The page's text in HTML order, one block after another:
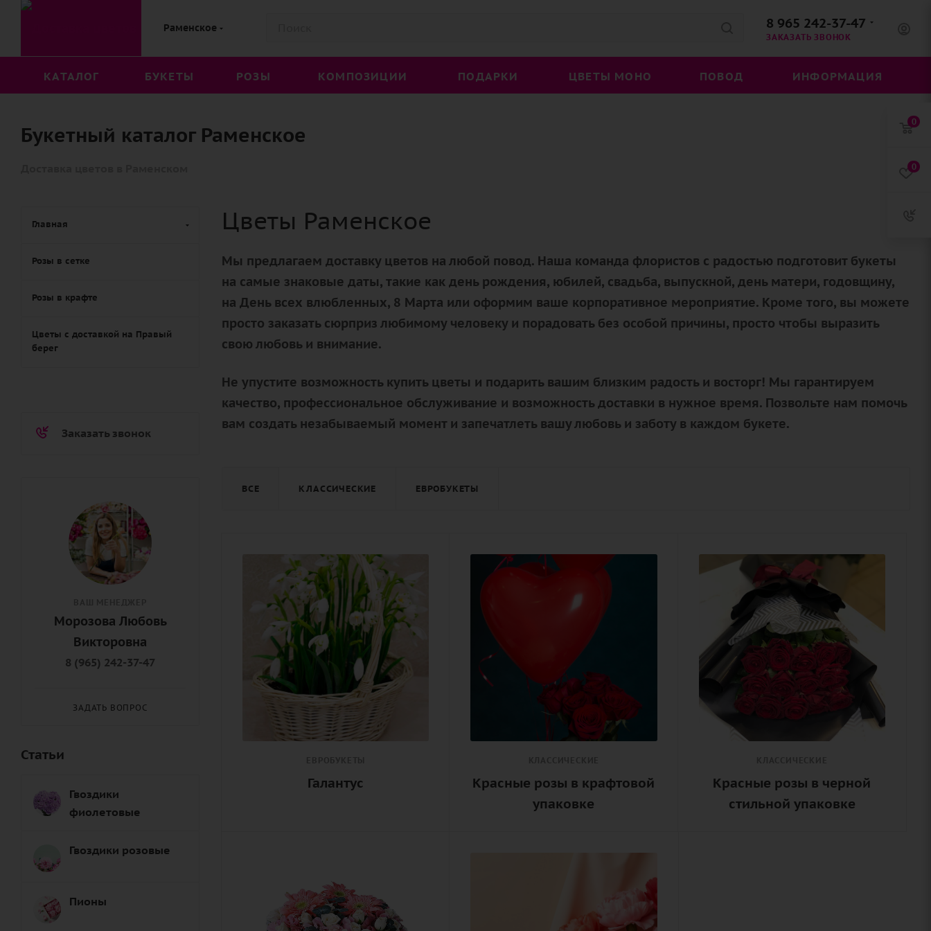
Раменское 8 965 242-37-47
ЗАКАЗАТЬ ЗВОНОК
КАТАЛОГ БУКЕТЫ РОЗЫ КОМПОЗИЦИИ ПОДАРКИ ЦВЕТЫ МОНО ПОВОД ИНФОРМАЦИЯ
Букетный каталог Раменское
Цветы Раменское
Мы предлагаем доставку цветов на любой повод. Наша команда флористов с радостью подготовит букеты
на самые знаковые даты, такие как день рождения, юбилей, свадьба, выпускной, день матери, годовщину,
на День всех влюбленных, 8 Марта или оформим ваше корпоративное мероприятие. Кроме того, вы можете
просто заказать сюрприз любимому человеку и порадовать без особой причины, просто чтобы выразить
свою любовь и внимание.
Не упустите возможность купить цветы и подарить вашим близким радость и восторг! Мы гарантируем
качество, профессиональное обслуживание и возможность доставки в нужное время. Позвольте нам помочь
вам создать незабываемый момент и запечатлеть вашу любовь и заботу в каждом букете.
ВСЕ КЛАССИЧЕСКИЕ ЕВРОБУКЕТЫ
Галантус
Красные розы в крафтовой
упаковке
Красные розы в черной
стильной упаковке
Главная
Розы в сетке
Розы в крафте
Цветы с доставкой на Правый
берег
Заказать звонок
Морозова Любовь
Викторовна
8 (965) 242-37-47
ЗАДАТЬ ВОПРОС
Статьи
Гвоздики
фиолетовые
Гвоздики розовые
Пионы
0
0